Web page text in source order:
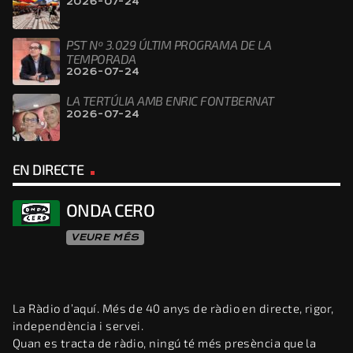
PST Nº 3.029 ÚLTIM PROGRAMA DE LA
TEMPORADA
2026-07-24
LA TERTÚLIA AMB ENRIC FONTBERNAT
2026-07-24
EN DIRECTE
ONDA CERO
VEURE MÉS
La Ràdio d’aquí. Més de 40 anys de ràdio en directe, rigor,
independència i servei.
Quan es tracta de ràdio, ningú té més presència que la